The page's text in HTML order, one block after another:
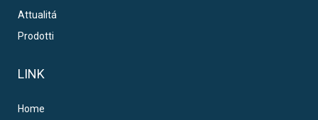
Attualitá
Prodotti
LINK
Home